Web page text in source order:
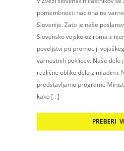
pomembnosti nacionalne
Slovenije. Zato je naše
Slovensko vojsko oziroma z
poveljstvi pri promociji
varnostnih poklicev. Naše delo
različne oblike dela z mladimi.
predstavljamo programe
kako […]
PREBERI